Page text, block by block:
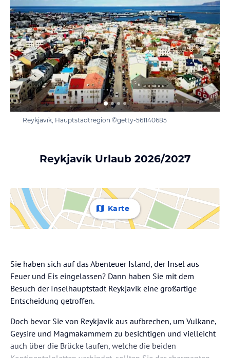
Reykjavík, Hauptstadtregion ©getty-561140685
Reykjavík Urlaub 2026/2027
Karte
Sie haben sich auf das Abenteuer Island, der Insel aus
Feuer und Eis eingelassen? Dann haben Sie mit dem
Besuch der Inselhauptstadt Reykjavik eine großartige
Entscheidung getroffen.
Doch bevor Sie von Reykjavik aus aufbrechen, um Vulkane,
Geysire und Magmakammern zu besichtigen und vielleicht
auch über die Brücke laufen, welche die beiden